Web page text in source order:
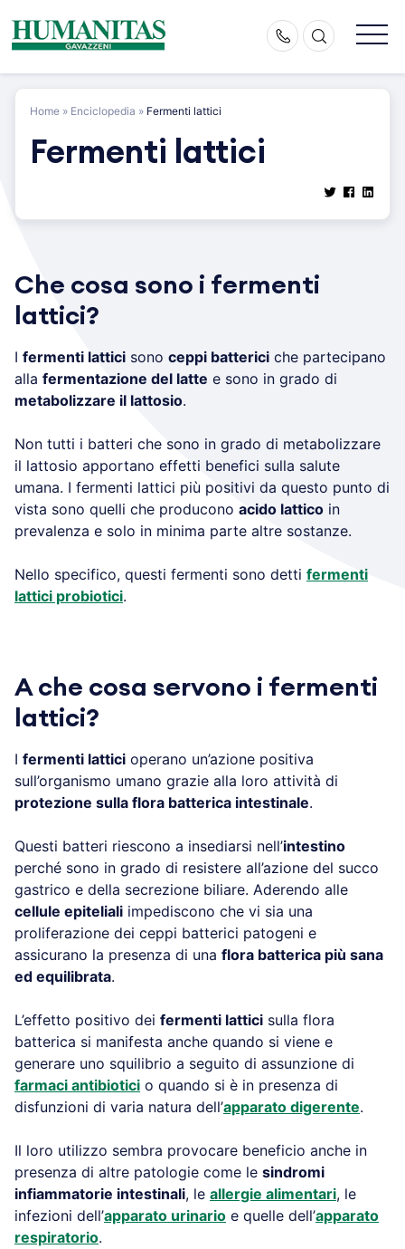
content
Home » Enciclopedia » Fermenti lattici
Fermenti lattici
Che cosa sono i fermenti
lattici?
I fermenti lattici sono ceppi batterici che partecipano
alla fermentazione del latte e sono in grado di
metabolizzare il lattosio.
Non tutti i batteri che sono in grado di metabolizzare
il lattosio apportano effetti benefici sulla salute
umana. I fermenti lattici più positivi da questo punto di
vista sono quelli che producono acido lattico in
prevalenza e solo in minima parte altre sostanze.
Nello specifico, questi fermenti sono detti fermenti
lattici probiotici.
A che cosa servono i fermenti
lattici?
I fermenti lattici operano un’azione positiva
sull’organismo umano grazie alla loro attività di
protezione sulla flora batterica intestinale.
Questi batteri riescono a insediarsi nell’intestino
perché sono in grado di resistere all’azione del succo
gastrico e della secrezione biliare. Aderendo alle
cellule epiteliali impediscono che vi sia una
proliferazione dei ceppi batterici patogeni e
assicurano la presenza di una flora batterica più sana
ed equilibrata.
L’effetto positivo dei fermenti lattici sulla flora
batterica si manifesta anche quando si viene e
generare uno squilibrio a seguito di assunzione di
farmaci antibiotici o quando si è in presenza di
disfunzioni di varia natura dell’apparato digerente.
Il loro utilizzo sembra provocare beneficio anche in
presenza di altre patologie come le sindromi
infiammatorie intestinali, le allergie alimentari, le
infezioni dell’apparato urinario e quelle dell’apparato
respiratorio.